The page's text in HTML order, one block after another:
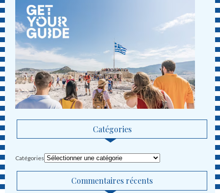
Catégories
Catégories
Commentaires récents